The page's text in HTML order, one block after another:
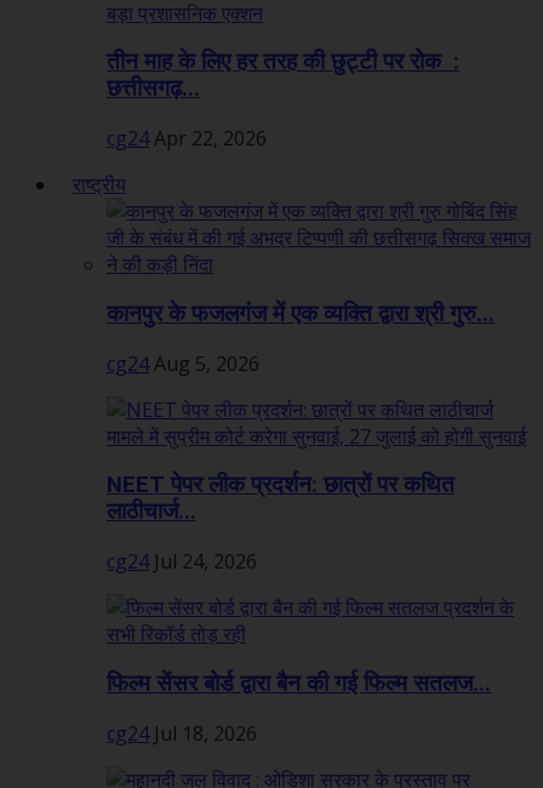
तीन माह के लिए हर तरह की छुट्टी पर रोक :
छत्तीसगढ़...
cg24Apr 22, 2026
राष्ट्रीय
कानपुर के फजलगंज में एक व्यक्ति द्वारा श्री गुरु...
cg24Aug 5, 2026
NEET पेपर लीक प्रदर्शन: छात्रों पर कथित
लाठीचार्ज...
cg24 Jul 24, 2026
फिल्म सेंसर बोर्ड द्वारा बैन की गई फिल्म सतलज...
cg24 Jul 18, 2026